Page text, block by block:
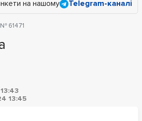
на нашому Telegram-каналі
61471
13:45